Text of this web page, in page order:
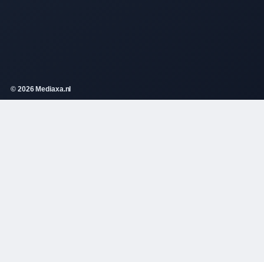
© 2026 Mediaxa.nl